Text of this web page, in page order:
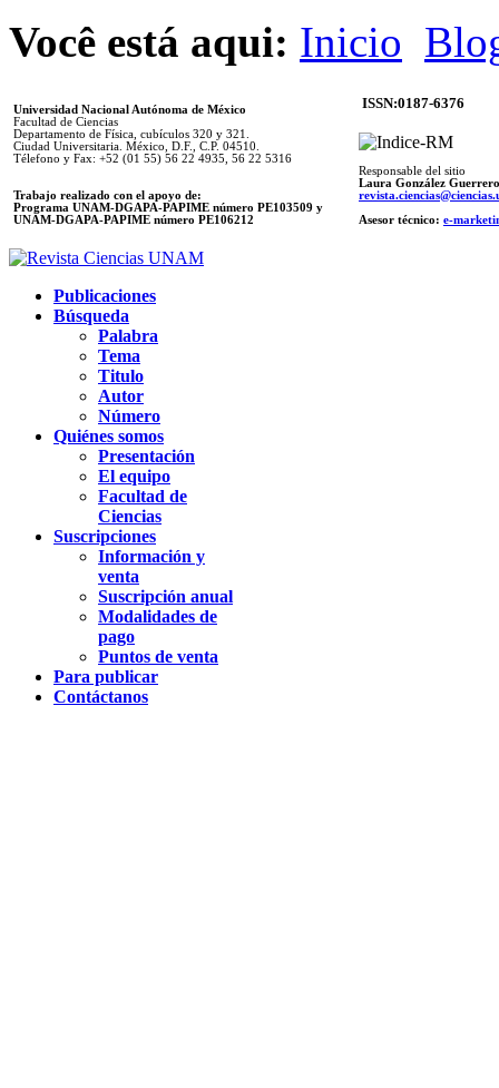
Você está aqui: Inicio
Universidad Nacional Autónoma de México
Facultad de Ciencias
Departamento de Física, cubículos 320 y 321.
Ciudad Universitaria. México, D.F., C.P. 04510.
Télefono y Fax: +52 (01 55) 56 22 4935, 56 22 5316
Trabajo realizado con el apoyo de:
Programa UNAM-DGAPA-PAPIME número PE103509 y
UNAM-DGAPA-PAPIME número PE106212
ISSN:0187-6376
Responsable del sitio
Laura González Guerrero
Asesor técnico: e-
Publicaciones
Búsqueda
Palabra
Tema
Titulo
Autor
Número
Quiénes somos
Presentación
El equipo
Facultad de
Ciencias
Suscripciones
Información y
venta
Suscripción anual
Modalidades de
pago
Puntos de venta
Para publicar
Contáctanos